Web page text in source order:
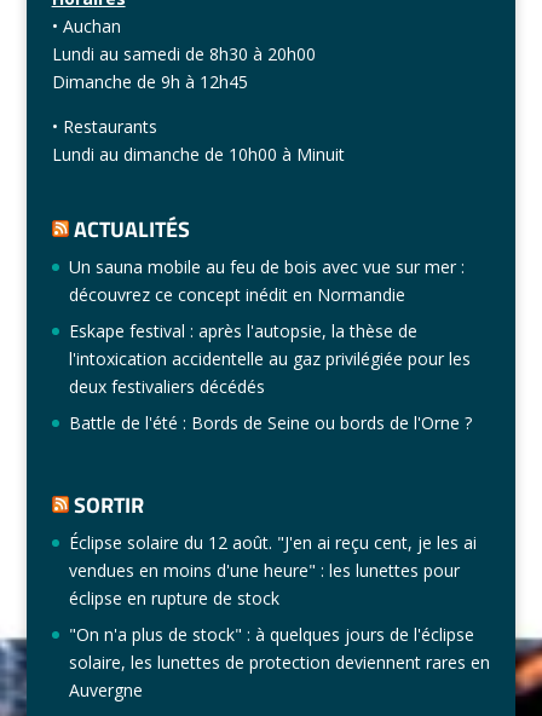
• Auchan
Lundi au samedi de 8h30 à 20h00
Dimanche de 9h à 12h45
• Restaurants
Lundi au dimanche de 10h00 à Minuit
ACTUALITÉS
Un sauna mobile au feu de bois avec vue sur mer :
découvrez ce concept inédit en Normandie
Eskape festival : après l'autopsie, la thèse de
l'intoxication accidentelle au gaz privilégiée pour les
deux festivaliers décédés
Battle de l'été : Bords de Seine ou bords de l'Orne ?
SORTIR
Éclipse solaire du 12 août. "J'en ai reçu cent, je les ai
vendues en moins d'une heure" : les lunettes pour
éclipse en rupture de stock
"On n'a plus de stock" : à quelques jours de l'éclipse
solaire, les lunettes de protection deviennent rares en
Auvergne